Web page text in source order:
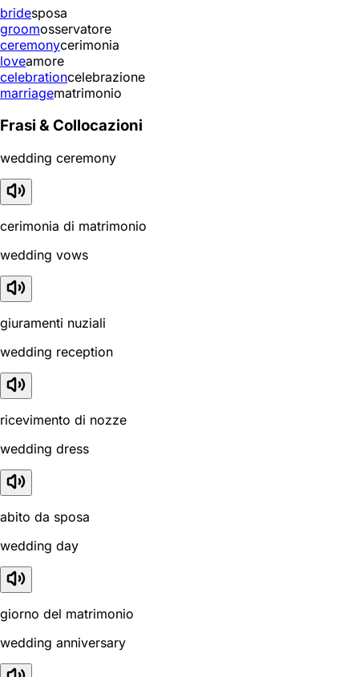
bridesposa
groomosservatore
ceremonycerimonia
loveamore
celebrationcelebrazione
marriagematrimonio
Frasi & Collocazioni
wedding ceremony
cerimonia di matrimonio
wedding vows
giuramenti nuziali
wedding reception
ricevimento di nozze
wedding dress
abito da sposa
wedding day
giorno del matrimonio
wedding anniversary